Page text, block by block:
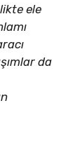
ele
da